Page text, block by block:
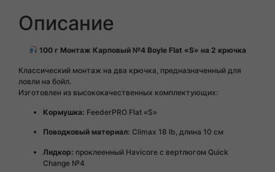
Описание
100 г Монтаж Карповый №4 Boyle Flat «S» на 2 крючка
Классический монтаж на два крючка, предназначенный для
ловли на бойл.
Изготовлен из высококачественных комплектующих:
Кормушка: FeederPRO Flat «S»
Поводковый материал: Climax 18 lb, длина 10 см
Лидкор: проклеенный Havicore с вертлюгом Quick
Change №4